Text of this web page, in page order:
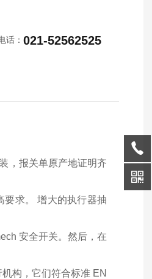
话：021-52562525
，报关单原产地证明齐
要求。 增大的执行器抽
安全开关。然后，在
构，它们符合标准 EN